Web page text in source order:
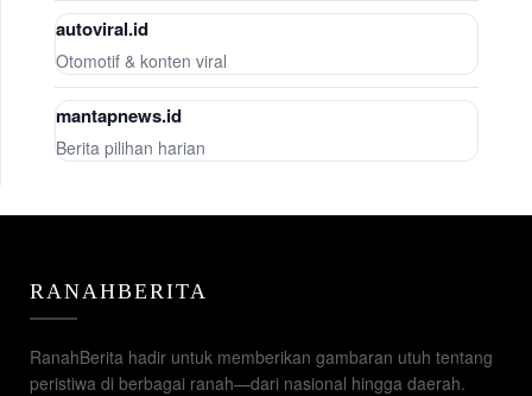
autoviral.id
Otomotif & konten viral
mantapnews.id
Berita pilihan harian
RANAHBERITA
RanahBerita hadir untuk memberikan gambaran utuh tentang
peristiwa di berbagai ranah—dari nasional hingga daerah.